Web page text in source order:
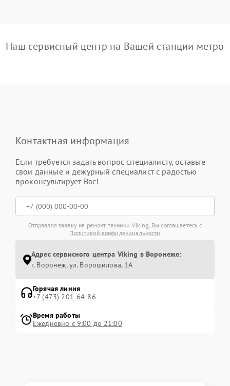
Наш сервисный центр на Вашей станции метро
Контактная информация
Если требуется задать вопрос специалисту, оставьте
свои данные и дежурный специалист с радостью
проконсультирует Вас!
Отправляя заявку на ремонт техники Viking, Вы соглашаетесь с
Политикой конфиденциальности
Адрес сервисного центра Viking в Воронеже:
г. Воронеж, ул. Ворошилова, 1А
Горячая линия
+7 (473) 201-64-86
Время работы
Ежедневно с 9:00 до 21:00